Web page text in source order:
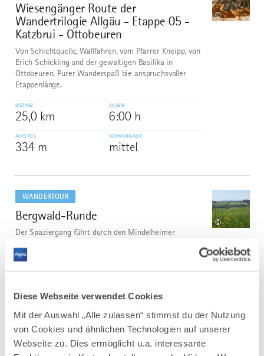
Diese Webseite verwendet Cookies
Mit der Auswahl „Alle zulassen“ stimmst du der Nutzung
von Cookies und ähnlichen Technologien auf unserer
Webseite zu. Dies ermöglicht u.a. interessante
3
Wiesengänger Route der
Wandertrilogie Allgäu - Etappe 05 -
Katzbrui - Ottobeuren
©
Von Schichtquelle, Wallfahren, vom Pfarrer Kneipp, von
Erich Schickling und der gewaltigen Basilika in
Ottobeuren. Purer Wanderspaß bie anspruchsvoller
Etappenlänge.
DISTANZ
25,0 km
DAUER
6:00 h
AUFSTIEG
334 m
SCHWIERIGKEIT
mittel
WANDERTOUR
4
Bergwald-Runde
©
Der Spaziergang führt durch den Mindelheimer
Mischwald aus Buchen und Fichten sowie vereinzelt
4,6 km 1:15 h
AUFSTIEG
68 m
SCHWIERIGKEIT
leicht
dazu